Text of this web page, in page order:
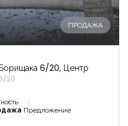
ПРОДАЖА
6/20, Центр
20
Предложение